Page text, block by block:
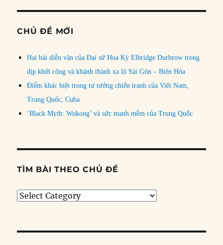
CHỦ ĐỀ MỚI
Hai bài diễn văn của Đại sứ Hoa Kỳ Elbridge Durbrow trong
dịp khởi công và khánh thành xa lộ Sài Gòn – Biên Hòa
Điểm khác biệt trong tư tưởng chiến tranh của Việt Nam,
Trung Quốc, Cuba
‘Black Myth: Wukong’ và sức mạnh mềm của Trung Quốc
TÌM BÀI THEO CHỦ ĐỀ
Tìm